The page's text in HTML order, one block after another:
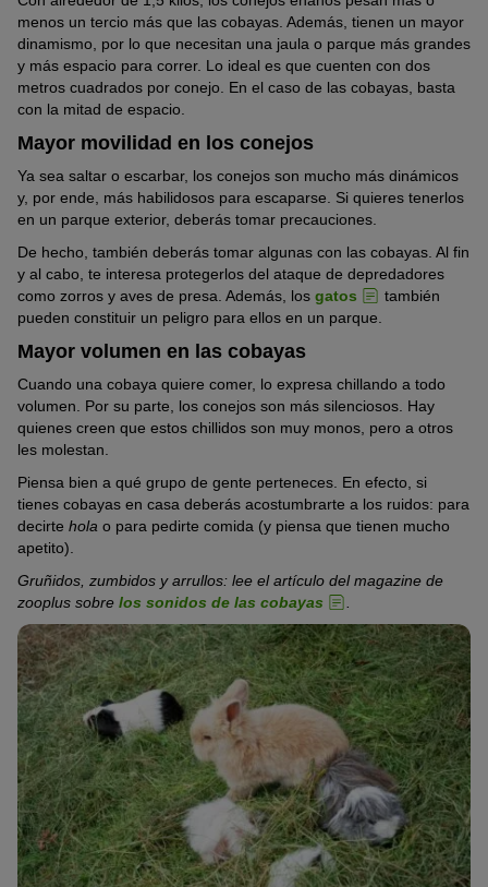
menos un tercio más que las cobayas. Además, tienen un mayor
dinamismo, por lo que necesitan una jaula o parque más grandes
y más espacio para correr. Lo ideal es que cuenten con dos
metros cuadrados por conejo. En el caso de las cobayas, basta
con la mitad de espacio.
Mayor movilidad en los conejos
Ya sea saltar o escarbar, los conejos son mucho más dinámicos
y, por ende, más habilidosos para escaparse. Si quieres tenerlos
en un parque exterior, deberás tomar precauciones.
De hecho, también deberás tomar algunas con las cobayas. Al fin
y al cabo, te interesa protegerlos del ataque de depredadores
como zorros y aves de presa. Además, los gatos
también
pueden constituir un peligro para ellos en un parque.
Mayor volumen en las cobayas
Cuando una cobaya quiere comer, lo expresa chillando a todo
volumen. Por su parte, los conejos son más silenciosos. Hay
quienes creen que estos chillidos son muy monos, pero a otros
les molestan.
Piensa bien a qué grupo de gente perteneces. En efecto, si
tienes cobayas en casa deberás acostumbrarte a los ruidos: para
decirte hola o para pedirte comida (y piensa que tienen mucho
apetito).
Gruñidos, zumbidos y arrullos: lee el artículo del magazine de
zooplus sobre los sonidos de las cobayas